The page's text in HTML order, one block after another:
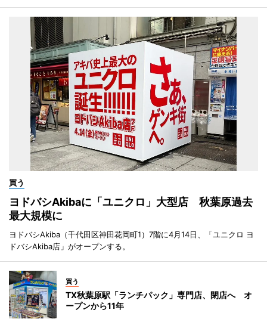
買う
ヨドバシAkibaに「ユニクロ」大型店 秋葉原過去
最大規模に
ヨドバシAkiba（千代田区神田花岡町1）7階に4月14日、「ユニクロ ヨ
ドバシAkiba店」がオープンする。
買う
TX秋葉原駅「ランチパック」専門店、閉店へ オ
ープンから11年